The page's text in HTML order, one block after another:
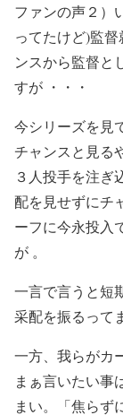
ファンの声２）
ってたけど)監督
ンスから監督と
すが ・・・
今シリーズを見
チャンスと見る
３人投手を注ぎ
配を見せずにチ
ーフに今永投入
が 。
一言で言うと短
采配を振るって
一方、我らがカ
まぁ言いたい事
まい。「焦らず